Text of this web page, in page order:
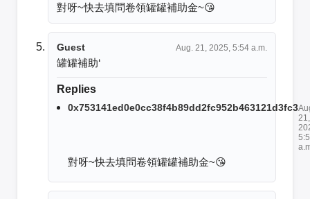
對呀~快去填問卷領罐罐補助金~😘
Guest Aug. 21, 2025, 5:54 a.m.
罐罐補助‘
Replies
0x753141ed0e0cc38f4b89dd2fc952b463121d3fc3
21,
對呀~快去填問卷領罐罐補助金~😘